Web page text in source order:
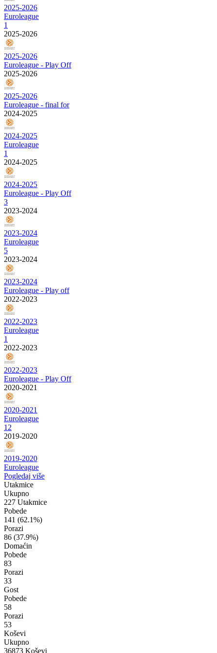
2025-2026
Euroleague
1
2025-2026
2025-2026
Euroleague - Play Off
2025-2026
2025-2026
Euroleague - final for
2024-2025
2024-2025
Euroleague
1
2024-2025
2024-2025
Euroleague - Play Off
3
2023-2024
2023-2024
Euroleague
5
2023-2024
2023-2024
Euroleague - Play off
2022-2023
2022-2023
Euroleague
1
2022-2023
2022-2023
Euroleague - Play Off
2020-2021
2020-2021
Euroleague
12
2019-2020
2019-2020
Euroleague
Pogledaj više
Utakmice
Ukupno
227 Utakmice
Pobede
141 (62.1%)
Porazi
86 (37.9%)
Domaćin
Pobede
83
Porazi
33
Gost
Pobede
58
Porazi
53
Koševi
Ukupno
36873 Koševi